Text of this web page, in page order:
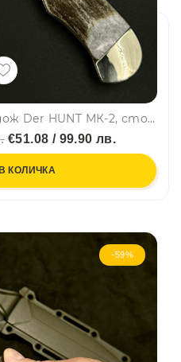
Сгъваем немски ловен нож Der HUNT МК-2, стомана 9Cr13, месинг и чирени еленов рог
€51.08 / 99.90 лв.
КОЛИЧКА
-59%